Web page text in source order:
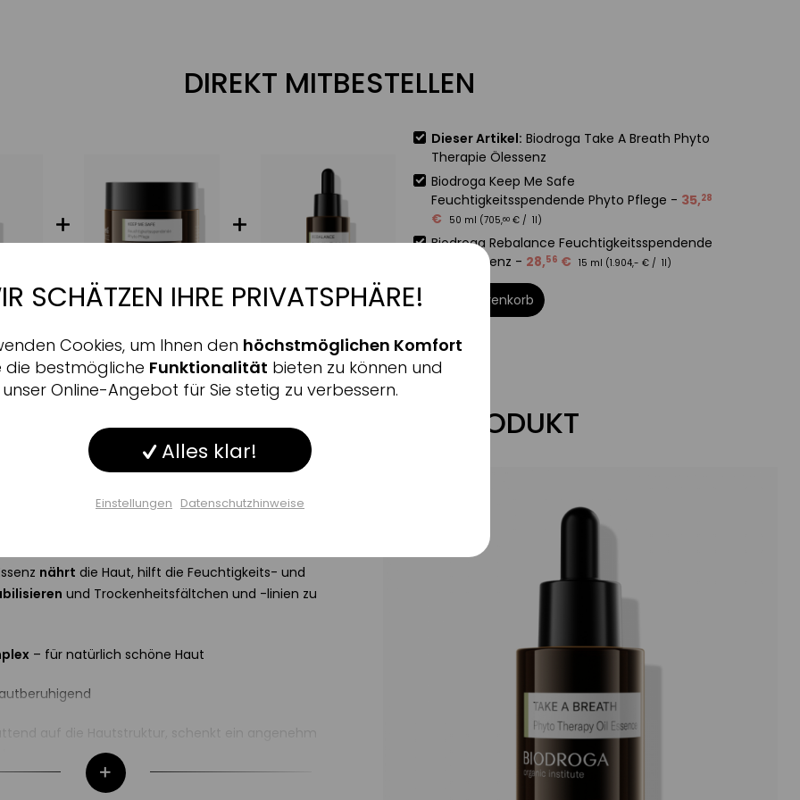
DIREKT MITBESTELLEN
Dieser Artikel: Biodroga Take A Breath Phyto
Therapie Ölessenz
Biodroga Keep Me Safe
Feuchtigkeitsspendende Phyto Pflege - 35,28
€ 50 ml (705,60 € / 1l)
Biodroga Rebalance Feuchtigkeitsspendende
Phyto Essenz - 28,56 € 15 ml (1.904,-€ / 1l)
In den Warenkorb
ALLE INFORMATIONEN ZUM PRODUKT
A Breath Phyto Therapie
Öl zur Regeneration und Vitalisierung der Haut.
nährt die Haut, hilft die Feuchtigkeits- und
und Trockenheitsfältchen und -linien zu
– für natürlich schöne Haut
auf die Hautstruktur, schenkt ein angenehm
Biodroga Take A Breath Phyto
Aktiv
Inaktiv
Inaktiv
Einstellungen speichern
SCHÄTZEN IHRE PRIVATSPHÄRE!
Cookies, um Ihnen den höchstmöglichen Komfort
die bestmögliche Funktionalität bieten zu können und
unser Online-Angebot für Sie stetig zu verbessern.
Alles klar!
Einstellungen Datenschutzhinweise